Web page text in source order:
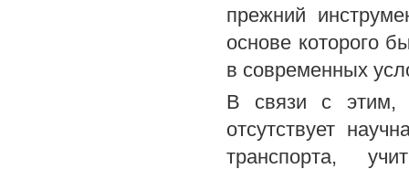
прежний
основе которого
в современных
В связи с этим,
отсутствует
транспорта,